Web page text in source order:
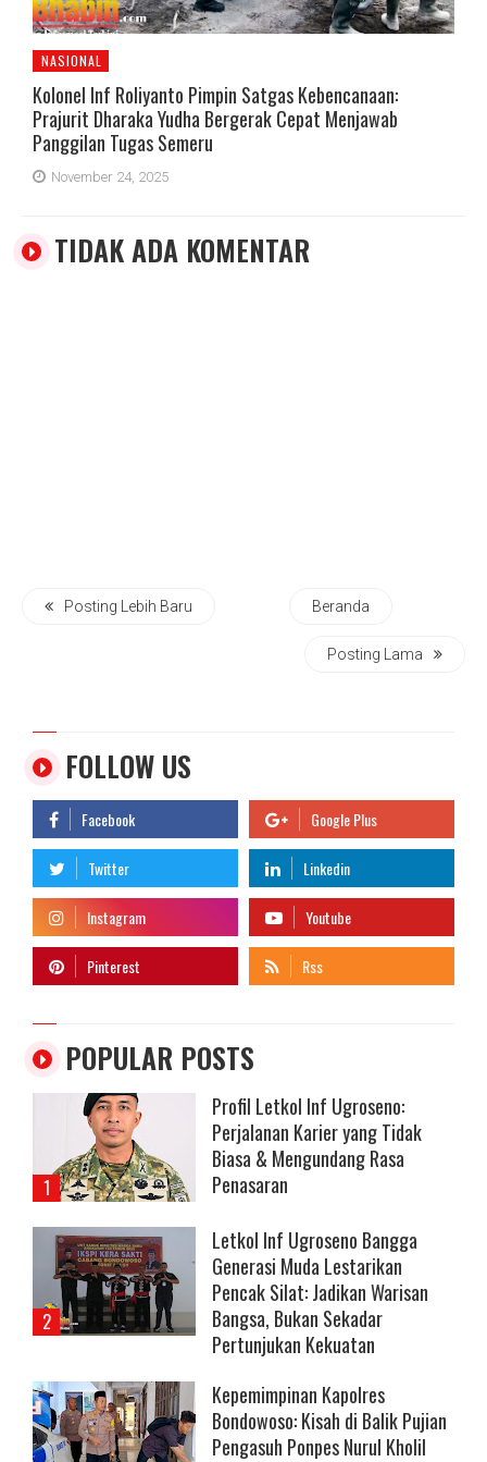
NASIONAL
Kolonel Inf Roliyanto Pimpin Satgas Kebencanaan:
Prajurit Dharaka Yudha Bergerak Cepat Menjawab
Panggilan Tugas Semeru
November 24, 2025
TIDAK ADA KOMENTAR
Posting Lebih Baru Beranda
Posting Lama
FOLLOW US
POPULAR POSTS
Profil Letkol Inf Ugroseno:
Perjalanan Karier yang Tidak
Biasa & Mengundang Rasa
Penasaran
Letkol Inf Ugroseno Bangga
Generasi Muda Lestarikan
Pencak Silat: Jadikan Warisan
Bangsa, Bukan Sekadar
Pertunjukan Kekuatan
Kepemimpinan Kapolres
Bondowoso: Kisah di Balik Pujian
Pengasuh Ponpes Nurul Kholil